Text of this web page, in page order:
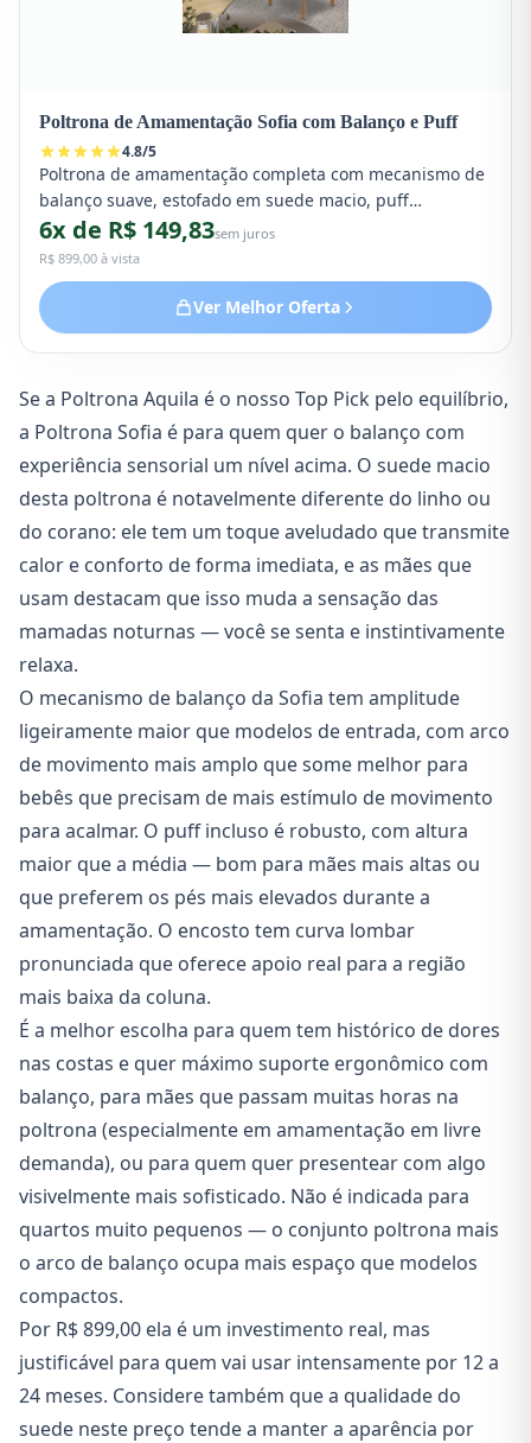
Poltrona de Amamentação Sofia com Balanço e Puff
4.8/5
Poltrona de amamentação completa com mecanismo de
balanço suave, estofado em suede macio, puff
combinando e apoio lombar ergonômico. Design
moderno que se adapta a qualquer decoração.
6x de R$ 149,83sem juros
R$ 899,00 à vista
Ver Melhor Oferta
Se a Poltrona Aquila é o nosso Top Pick pelo equilíbrio,
a Poltrona Sofia é para quem quer o balanço com
experiência sensorial um nível acima. O suede macio
desta poltrona é notavelmente diferente do linho ou
do corano: ele tem um toque aveludado que transmite
calor e conforto de forma imediata, e as mães que
usam destacam que isso muda a sensação das
mamadas noturnas — você se senta e instintivamente
relaxa.
O mecanismo de balanço da Sofia tem amplitude
ligeiramente maior que modelos de entrada, com arco
de movimento mais amplo que some melhor para
bebês que precisam de mais estímulo de movimento
para acalmar. O puff incluso é robusto, com altura
maior que a média — bom para mães mais altas ou
que preferem os pés mais elevados durante a
amamentação. O encosto tem curva lombar
pronunciada que oferece apoio real para a região
mais baixa da coluna.
É a melhor escolha para quem tem histórico de dores
nas costas e quer máximo suporte ergonômico com
balanço, para mães que passam muitas horas na
poltrona (especialmente em amamentação em livre
demanda), ou para quem quer presentear com algo
visivelmente mais sofisticado. Não é indicada para
quartos muito pequenos — o conjunto poltrona mais
o arco de balanço ocupa mais espaço que modelos
compactos.
Por R$ 899,00 ela é um investimento real, mas
justificável para quem vai usar intensamente por 12 a
24 meses. Considere também que a qualidade do
suede neste preço tende a manter a aparência por